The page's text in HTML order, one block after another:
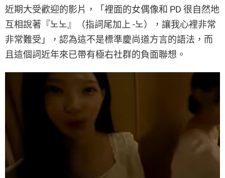
近期大受歡迎的影片，「裡面的女偶像和 PD 很自然地
互相說著『노노』（指詞尾加上 -노），讓我心裡非常
非常難受」，認為這不是標準慶尚道方言的語法，而
且這個詞近年來已帶有極右社群的負面聯想。